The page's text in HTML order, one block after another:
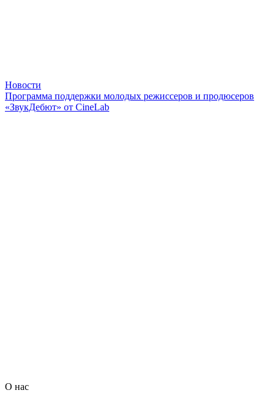
Новости
Программа поддержки молодых режиссеров и продюсеров
«ЗвукДебют» от CineLab
О нас